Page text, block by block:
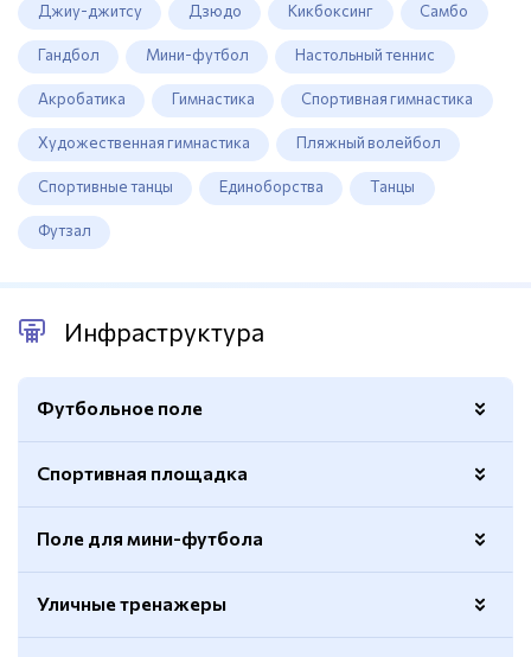
Джиу-джитсу Дзюдо Кикбоксинг Самбо
Гандбол Мини-футбол Настольный теннис
Акробатика Гимнастика Спортивная гимнастика
Художественная гимнастика Пляжный волейбол
Спортивные танцы Единоборства Танцы
Футзал
Инфраструктура
Футбольное поле
Покрытие
Натуральный газон
Размер
61х110м.
Спортивная площадка
Покрытие
Резиновое
Поле для мини-футбола
Покрытие Искусственный газон
Уличные тренажеры